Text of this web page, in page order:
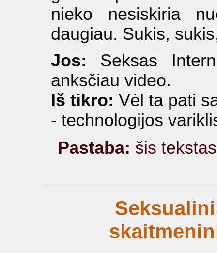
nieko nesiskiria
daugiau. Sukis,
Jos: Seksas
anksčiau video.
Iš tikro: Vėl ta pati
- technologijos
Pastaba: šis